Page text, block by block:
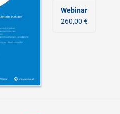
Webinar
260,00 €